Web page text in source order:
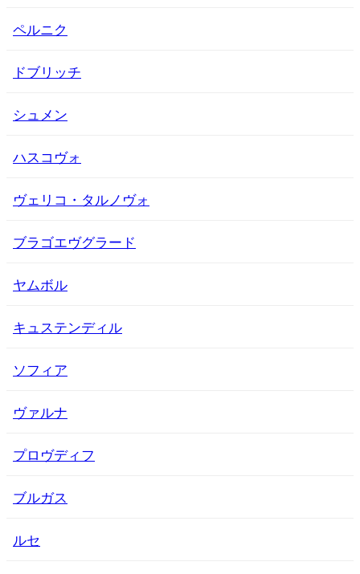
ペルニク
ドブリッチ
シュメン
ハスコヴォ
ヴェリコ・タルノヴォ
ブラゴエヴグラード
ヤムボル
キュステンディル
ソフィア
ヴァルナ
プロヴディフ
ブルガス
ルセ